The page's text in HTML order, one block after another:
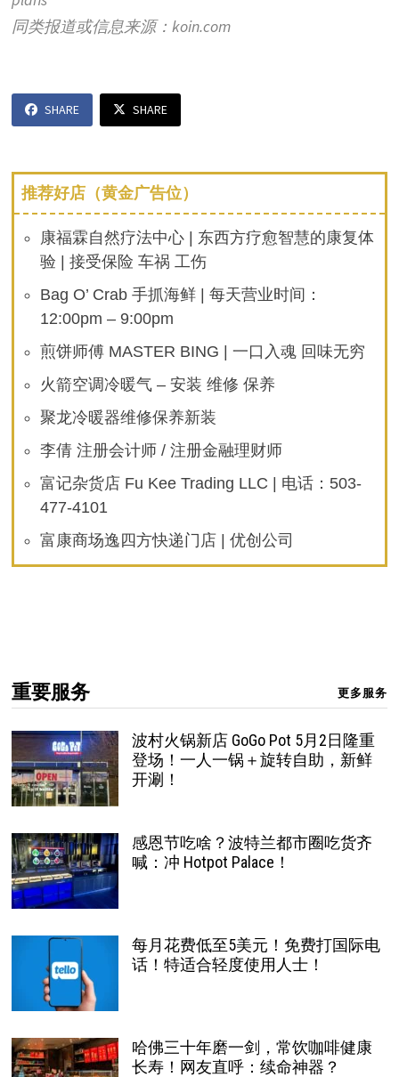
同类报道或信息来源：koin.com
SHARE SHARE
推荐好店（黄金广告位）
康福霖自然疗法中心 | 东西方疗愈智慧的康复体
验 | 接受保险 车祸 工伤
Bag O’ Crab 手抓海鲜 | 每天营业时间：
12:00pm – 9:00pm
煎饼师傅 MASTER BING | 一口入魂 回味无穷
火箭空调冷暖气 – 安装 维修 保养
聚龙冷暖器维修保养新装
李倩 注册会计师 / 注册金融理财师
富记杂货店 Fu Kee Trading LLC | 电话：503-
477-4101
富康商场逸四方快递门店 | 优创公司
重要服务 更多服务
波村火锅新店 GoGo Pot 5月2日隆重
登场！一人一锅＋旋转自助，新鲜
开涮！
感恩节吃啥？波特兰都市圈吃货齐
喊：冲 Hotpot Palace！
每月花费低至5美元！免费打国际电
话！特适合轻度使用人士！
哈佛三十年磨一剑，常饮咖啡健康
长寿！网友直呼：续命神器？